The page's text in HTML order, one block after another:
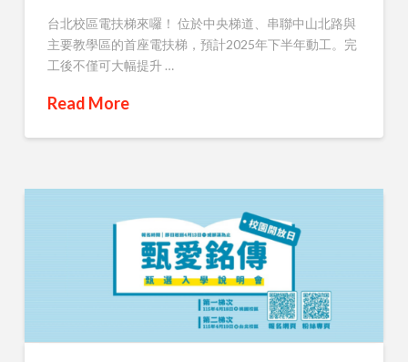
台北校區電扶梯來囉！ 位於中央梯道、串聯中山北路與
主要教學區的首座電扶梯，預計2025年下半年動工。完
工後不僅可大幅提升 …
Read More